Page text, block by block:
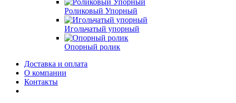
Роликовый Упорный
Игольчатый упорный
Опорный ролик
Доставка и оплата
О компании
Контакты